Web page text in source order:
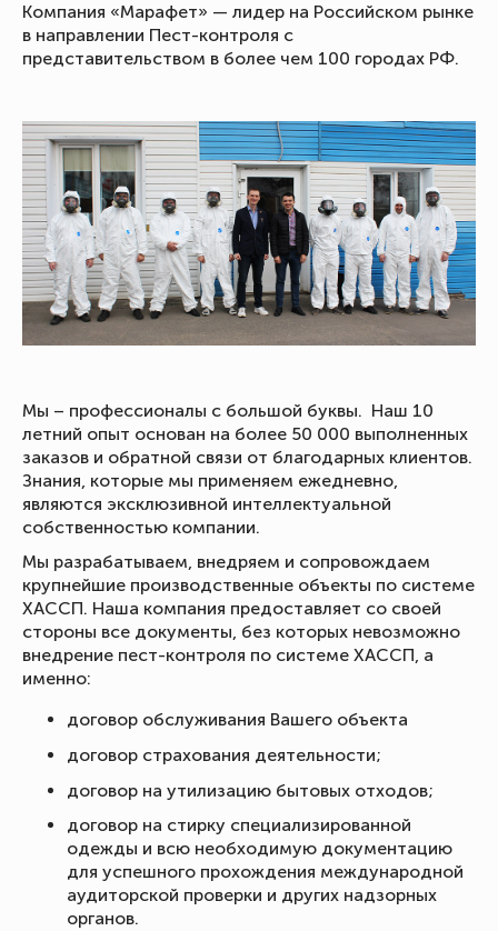
Компания «Марафет» — лидер на Российском рынке
в направлении Пест-контроля с
представительством в более чем 100 городах РФ.
Мы – профессионалы с большой буквы. Наш 10
летний опыт основан на более 50 000 выполненных
заказов и обратной связи от благодарных клиентов.
Знания, которые мы применяем ежедневно,
являются эксклюзивной интеллектуальной
собственностью компании.
Мы разрабатываем, внедряем и сопровождаем
крупнейшие производственные объекты по системе
ХАССП. Наша компания предоставляет со своей
стороны все документы, без которых невозможно
внедрение пест-контроля по системе ХАССП, а
именно:
договор обслуживания Вашего объекта
договор страхования деятельности;
договор на утилизацию бытовых отходов;
договор на стирку специализированной
одежды и всю необходимую документацию
для успешного прохождения международной
аудиторской проверки и других надзорных
органов.